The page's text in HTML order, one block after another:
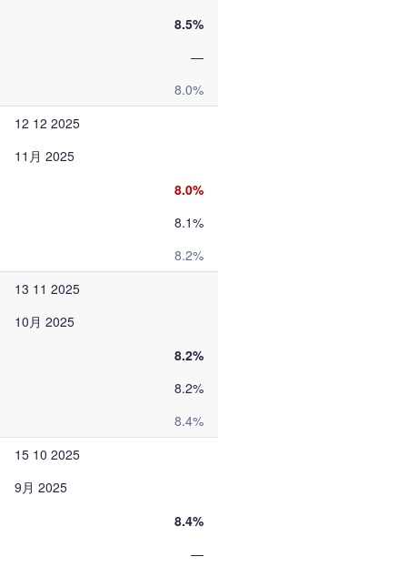
8.5%
—
8.0%
12 12 2025
11月 2025
8.0%
8.1%
8.2%
13 11 2025
10月 2025
8.2%
8.2%
8.4%
15 10 2025
9月 2025
8.4%
—